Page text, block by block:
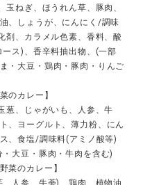
玉ねぎ、ほうれん草、豚肉、
、しょうが、にんにく/調味
剤、カラメル色素、香料、酸
ス)、香辛料抽出物、(一部
・大豆・鶏肉・豚肉・りんご
のカレー】
葱、じゃがいも、人参、牛
、ヨーグルト、薄力粉、にん
、食塩/調味料(アミノ酸等)
大豆・豚肉・牛肉を含む)
菜のカレー】
人参、牛蒡)、鶏肉、植物油